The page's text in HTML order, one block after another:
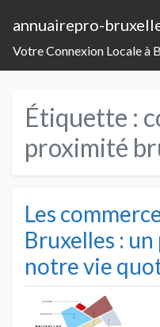
annuairepro-
Votre Connexion Locale à
Étiquette :
proximité
Les
Bruxelles :
notre vie